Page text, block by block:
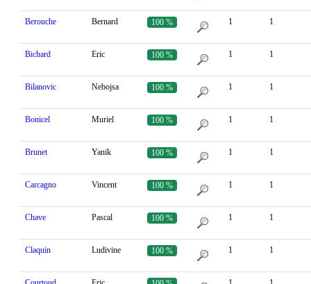
Berouche Bernard 100 % 1 1
Bichard Eric 100 % 1 1
Bilanovic Nebojsa 100 % 1 1
Bonicel Muriel 100 % 1 1
Brunet Yanik 100 % 1 1
Carcagno Vincent 100 % 1 1
Chave Pascal 100 % 1 1
Claquin Ludivine 100 % 1 1